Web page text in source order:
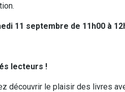
11 septembre de 11h00 à
lecteurs !
découvrir le plaisir des livres